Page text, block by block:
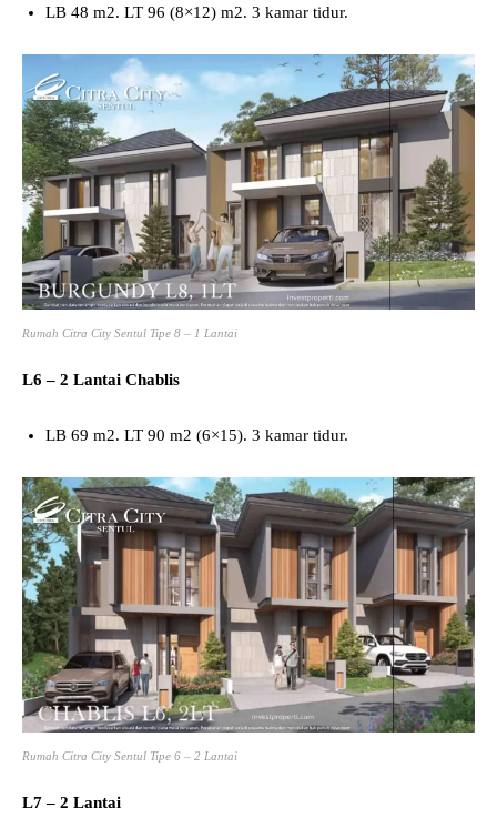
LB 48 m2. LT 96 (8×12) m2. 3 kamar tidur.
Rumah Citra City Sentul Tipe 8 – 1 Lantai
L6 – 2 Lantai Chablis
LB 69 m2. LT 90 m2 (6×15). 3 kamar tidur.
Rumah Citra City Sentul Tipe 6 – 2 Lantai
L7 – 2 Lantai